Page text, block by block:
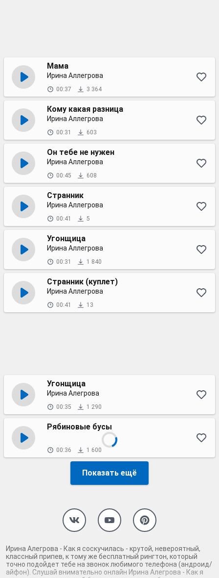
Мама
Ирина Аллегрова
00:37 3 364
Кому какая разница
Ирина Аллегрова
00:31 603
Он тебе не нужен
Ирина Аллегрова
00:45 608
Странник
Ирина Аллегрова
00:41 5
Угонщица
Ирина Аллегрова
00:31 1 840
Странник (куплет)
Ирина Аллегрова
00:41 13
Угонщица
Ирина Алегрова
00:35 1 290
Рябиновые бусы
00:36 1 600
Показать ещё
Ирина Алегрова - Как я соскучилась - крутой, невероятный,
классный припев, к тому же бесплатный рингтон, который
точно подойдет тебе на звонок любимого телефона (андроид/
айфон). Слушай внимательно онлайн Ирина Алегрова - Как я